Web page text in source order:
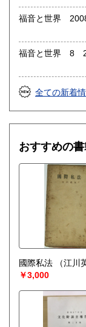
○出張買取は通常
※お売り頂ける
ア要相談
例
【大学の研究室
【遺品整理で古
ものがある】
【神社仏閣、蔵
知識を要する】
場合などお気軽
買取専用ダイヤル
050-3698-2626
◎宅配買取◎
○30点より宅配送
○梱包用ダンボー
○買取金額の概
ご活用下さい。
宅配買取送付先
501-0224
岐阜県瑞穂市稲
古本倶楽部 宅配
058-322-2366
福音と世界
福音と世界 8
全ての新着
おすすめの
國際私法
（江川
￥3,000